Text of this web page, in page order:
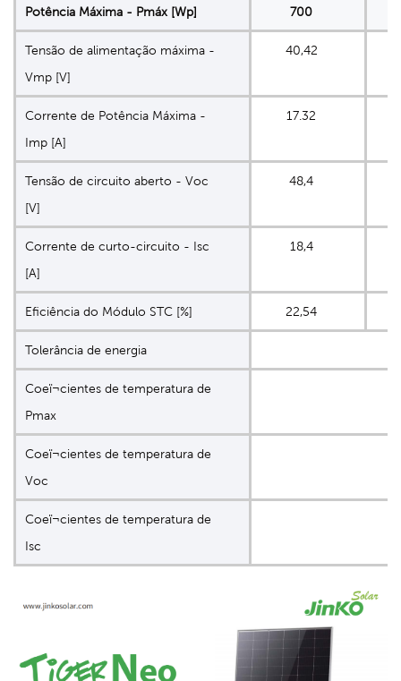
Potência Máxima - Pmáx [Wp] 700
Tensão de alimentação máxima -
Vmp [V]
40,42
Corrente de Potência Máxima -
Imp [A]
17.32
Tensão de circuito aberto - Voc
[V]
48,4
Corrente de curto-circuito - Isc
[A]
18,4
Eficiência do Módulo STC [%] 22,54
Tolerância de energia
Coeï¬cientes de temperatura de
Pmax
Coeï¬cientes de temperatura de
Voc
Coeï¬cientes de temperatura de
Isc